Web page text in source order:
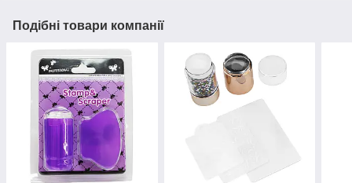
Подібні товари компанії